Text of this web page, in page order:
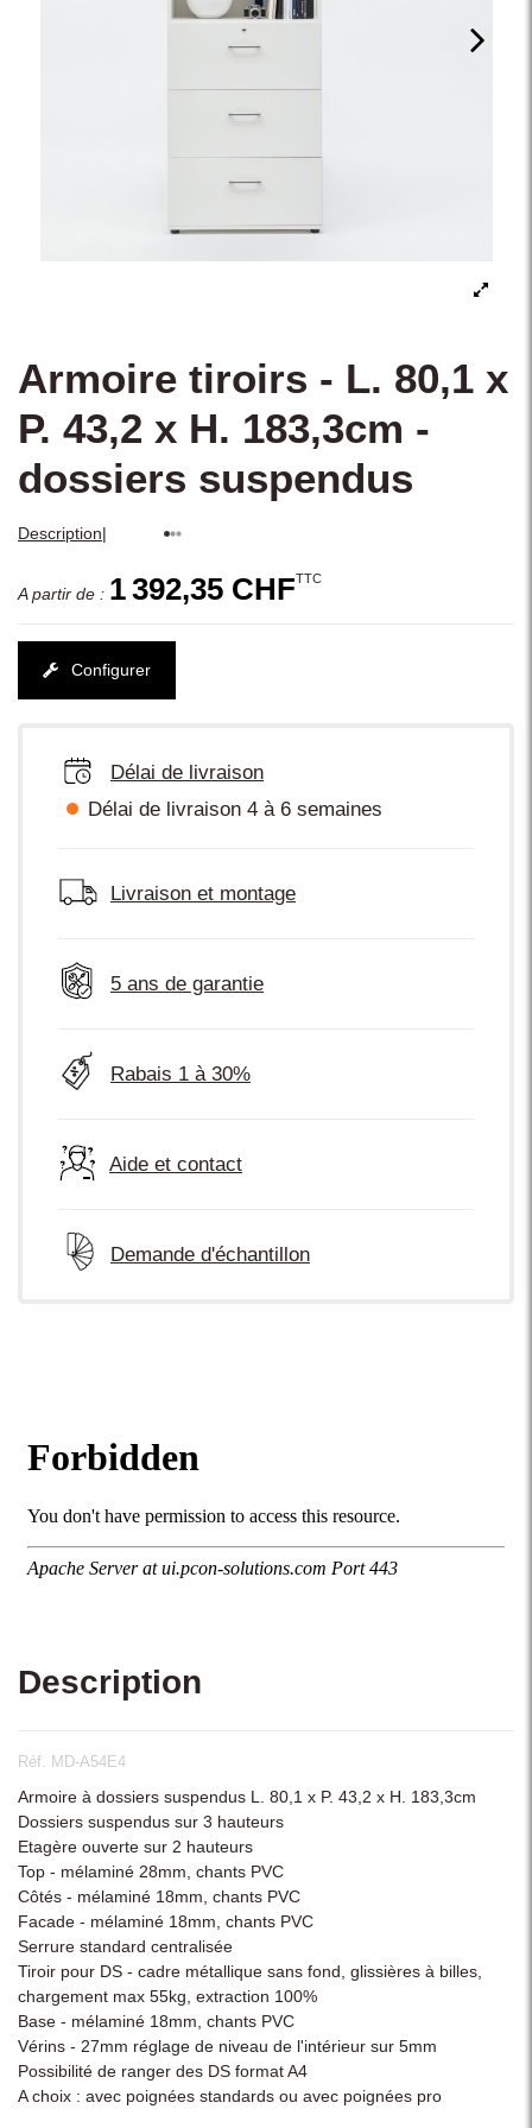
Armoire tiroirs - L. 80,1 x
P. 43,2 x H. 183,3cm -
dossiers suspendus
Description|
A partir de : 1 392,35 CHFTTC
Configurer
Délai de livraison
Délai de livraison 4 à 6 semaines
Livraison et montage
5 ans de garantie
Rabais 1 à 30%
Aide et contact
Demande d'échantillon
Description
Réf. MD-A54E4
Armoire à dossiers suspendus L. 80,1 x P. 43,2 x H. 183,3cm
Dossiers suspendus sur 3 hauteurs
Etagère ouverte sur 2 hauteurs
Top - mélaminé 28mm, chants PVC
Côtés - mélaminé 18mm, chants PVC
Facade - mélaminé 18mm, chants PVC
Serrure standard centralisée
Tiroir pour DS - cadre métallique sans fond, glissières à billes,
chargement max 55kg, extraction 100%
Base - mélaminé 18mm, chants PVC
Vérins - 27mm réglage de niveau de l'intérieur sur 5mm
Possibilité de ranger des DS format A4
A choix : avec poignées standards ou avec poignées pro